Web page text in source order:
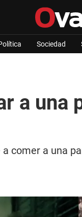
Sociedad
a
comer a una